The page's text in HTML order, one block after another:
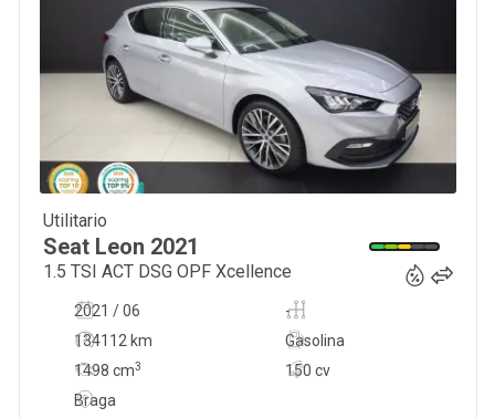
Utilitario
Seat Leon 2021
1.5 TSI ACT DSG OPF Xcellence
2021 / 06
-
134112 km
150 cv
Gasolina
1498 cm3
Braga